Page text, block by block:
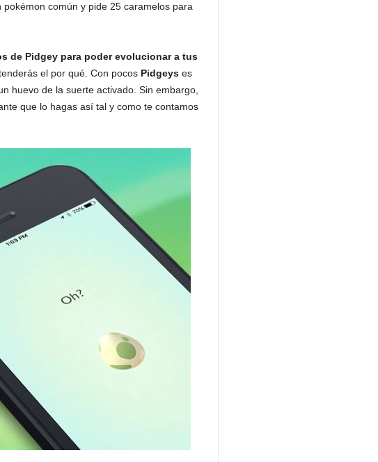
común y pide 25 caramelos para
de Pidgey para poder evolucionar a tus
el por qué. Con pocos Pidgeyses
huevo de la suerte activado. Sin embargo,
que lo hagas así tal y como te contamos